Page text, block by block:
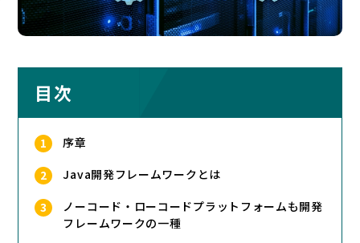
目次
序章
Java開発フレームワークとは
ノーコード・ローコードプラットフォームも開発
フレームワークの一種